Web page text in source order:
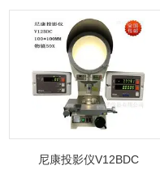
尼康投影仪V12BDC